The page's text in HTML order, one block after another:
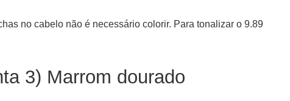
no cabelo não é necessário colorir. Para tonalizar o 9.89
3) Marrom dourado